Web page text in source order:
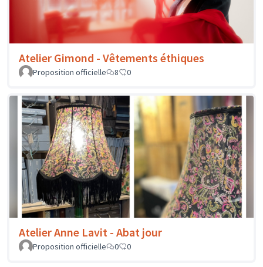
Atelier Gimond - Vêtements éthiques
Proposition officielle 8 0
Atelier Anne Lavit - Abat jour
Proposition officielle 0 0